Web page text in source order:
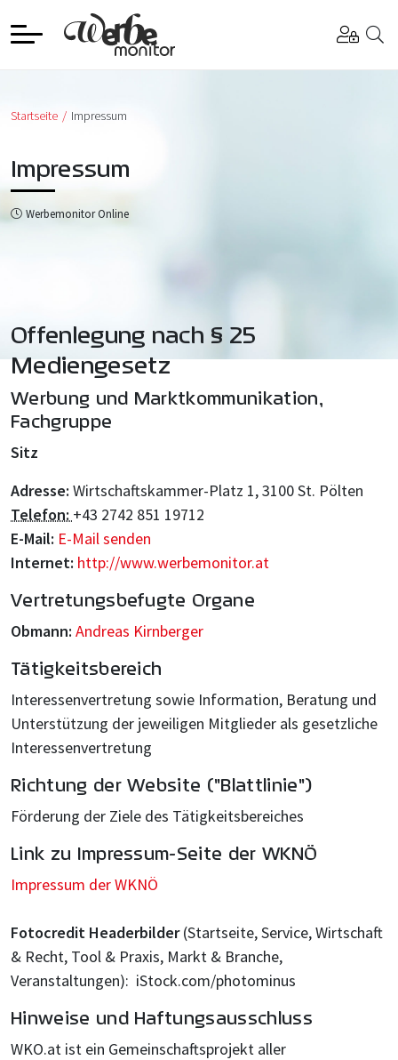
Startseite Impressum
Impressum
Werbemonitor Online
Offenlegung nach § 25
Mediengesetz
Werbung und Marktkommunikation,
Fachgruppe
Sitz
Adresse: Wirtschaftskammer-Platz 1,3100 St. Pölten
Telefon: +43 2742 851 19712
E-Mail: E-Mail senden
Internet: http://www.werbemonitor.at
Vertretungsbefugte Organe
Obmann: Andreas Kirnberger
Tätigkeitsbereich
Interessenvertretung sowie Information, Beratung und
Unterstützung der jeweiligen Mitglieder als gesetzliche
Interessenvertretung
Richtung der Website ("Blattlinie")
Förderung der Ziele des Tätigkeitsbereiches
Link zu Impressum-Seite der WKNÖ
Impressum der WKNÖ
Fotocredit Headerbilder(Startseite, Service, Wirtschaft
& Recht, Tool & Praxis, Markt & Branche,
Veranstaltungen): iStock.com/photominus
Hinweise und Haftungsausschluss
WKO.at ist ein Gemeinschaftsprojekt aller